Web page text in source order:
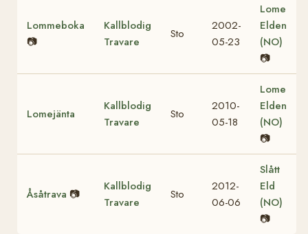
Lommeboka
📷
Kallblodig
Travare
Sto
2002-
05-23
Lome
Elden
(NO)
📷
Lomejänta
Kallblodig
Travare
Sto
2010-
05-18
Lome
Elden
(NO)
📷
Åsåtrava 📷
Kallblodig
Travare
Sto
2012-
06-06
Slått
Eld
(NO)
📷